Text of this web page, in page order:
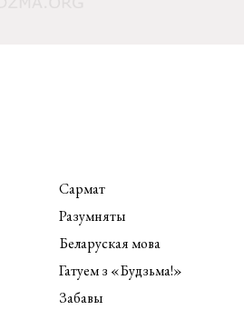
Сармат
Разумняты
Беларуская мова
Гатуем з «Будзьма!»
Забавы